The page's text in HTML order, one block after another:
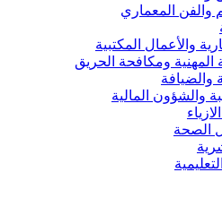
والفن المعماري
والأعمال المكتبية
ومكافحة الحريق
والضيافة
والشؤون المالية
الصحة